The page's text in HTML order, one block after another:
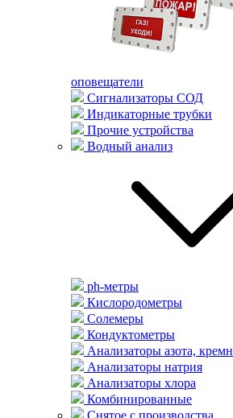
оповещатели
Сигнализаторы СОД
Индикаторные трубки
Прочие устройства
Водный анализ
ph-метры
Кислородометры
Солемеры
Кондуктометры
Анализаторы азота,
Анализаторы натрия
Анализаторы хлора
Комбинированные
Снятое с производства